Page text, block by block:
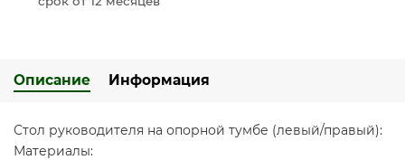
Описание Информация
Стол руководителя на опорной тумбе (левый/правый):
Материалы: